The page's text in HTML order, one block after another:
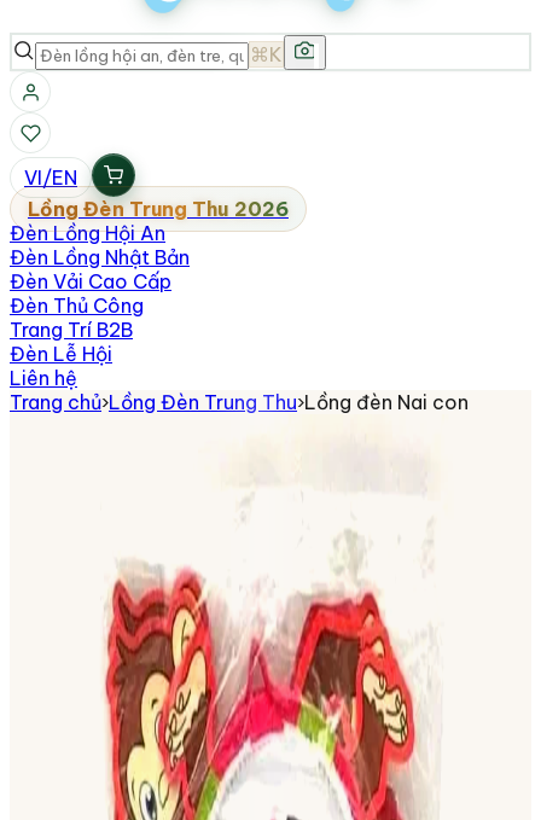
⌘K
VI/EN
Lồng Đèn Trung Thu 2026
Đèn Lồng Hội An
Đèn Lồng Nhật Bản
Đèn Vải Cao Cấp
Đèn Thủ Công
Trang Trí B2B
Đèn Lễ Hội
Liên hệ
Trang chủ›Lồng Đèn Trung Thu›Lồng đèn Nai con